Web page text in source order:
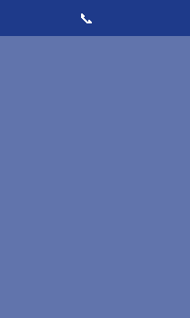
📞